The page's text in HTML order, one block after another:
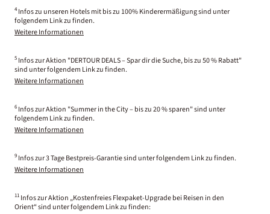
4 Infos zu unseren Hotels mit bis zu 100% Kinderermäßigung sind unter
folgendem Link zu finden.
Weitere Informationen
5 Infos zur Aktion "DERTOUR DEALS – Spar dir die Suche, bis zu 50 % Rabatt"
sind unter folgendem Link zu finden.
Weitere Informationen
6 Infos zur Aktion "Summer in the City – bis zu 20 % sparen" sind unter
folgendem Link zu finden.
Weitere Informationen
9 Infos zur 3 Tage Bestpreis-Garantie sind unter folgendem Link zu finden.
Weitere Informationen
11 Infos zur Aktion „Kostenfreies Flexpaket-Upgrade bei Reisen in den
Orient“ sind unter folgendem Link zu finden: